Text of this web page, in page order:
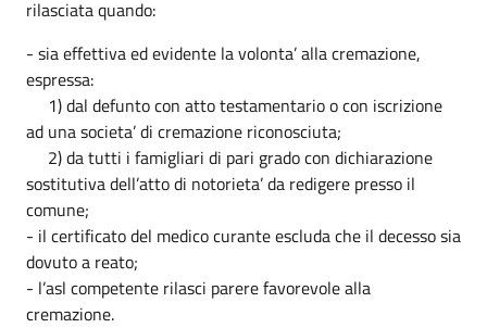
rilasciata quando:
- sia effettiva ed evidente la volonta’ alla cremazione,
espressa:
1) dal defunto con atto testamentario o con iscrizione
ad una societa’ di cremazione riconosciuta;
2) da tutti i famigliari di pari grado con dichiarazione
sostitutiva dell’atto di notorieta’ da redigere presso il
comune;
- il certificato del medico curante escluda che il decesso sia
dovuto a reato;
- l’asl competente rilasci parere favorevole alla
cremazione.